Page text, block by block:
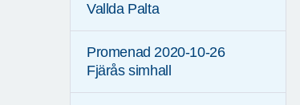
Vallda Palta
Promenad 2020-10-26
Fjärås simhall